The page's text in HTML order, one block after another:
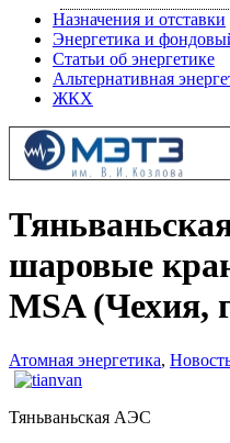
Назначения и отставки
Энергетика и
Статьи об энергетике
Альтернативная
ЖКХ
шаровые
MSA (Чехия,
Атомная энергетика,
Тяньваньская АЭС